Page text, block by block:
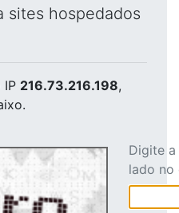
sites hospedados
IP 216.73.216.198,
Digite
lado no